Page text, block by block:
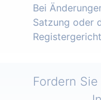
Bei
Satzung oder
Fordern